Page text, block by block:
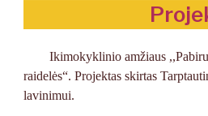
Ikimokyklinio amžiaus
raidelės“. Projektas skirtas
lavinimui.